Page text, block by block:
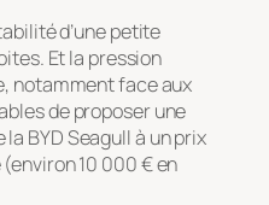
d’une petite
Et la pression
notamment face aux
de proposer une
BYD Seagull à un prix
10 000 € en